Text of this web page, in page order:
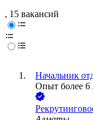
, 15 вакансий
Начальник
Опыт более 6